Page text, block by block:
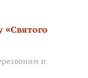
«Святого
и